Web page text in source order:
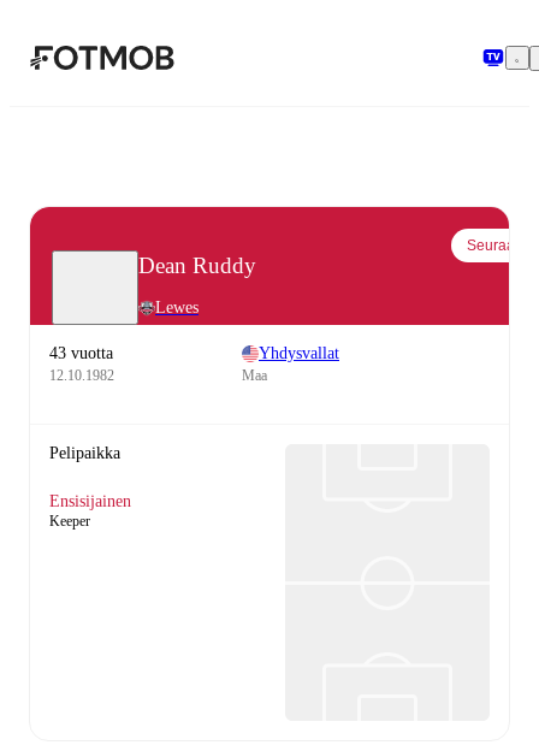
Dean Ruddy
Lewes
Seuraa
43 vuotta
12.10.1982
Yhdysvallat
Maa
Pelipaikka
Ensisijainen
Keeper